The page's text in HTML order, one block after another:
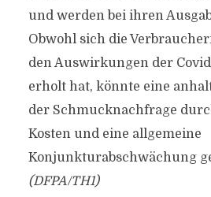
und werden bei ihren
Obwohl sich die
den Auswirkungen der
erholt hat, könnte eine
der Schmucknachfrage
Kosten und eine allgemeine
Konjunkturabschwächung
(DFPA/TH1)